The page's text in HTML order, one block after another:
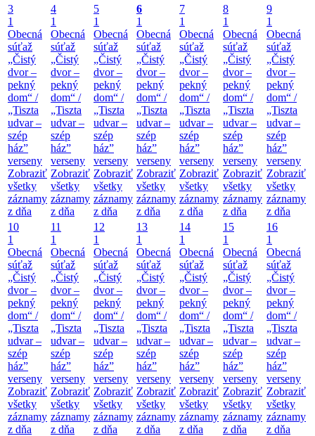
3
1
Obecná
súťaž
„Čistý
dvor –
pekný
dom“ /
„Tiszta
udvar –
szép
ház”
verseny
Zobraziť
všetky
záznamy
z dňa
4
1
Obecná
súťaž
„Čistý
dvor –
pekný
dom“ /
„Tiszta
udvar –
szép
ház”
verseny
Zobraziť
všetky
záznamy
z dňa
5
1
Obecná
súťaž
„Čistý
dvor –
pekný
dom“ /
„Tiszta
udvar –
szép
ház”
verseny
Zobraziť
všetky
záznamy
z dňa
6
1
Obecná
súťaž
„Čistý
dvor –
pekný
dom“ /
„Tiszta
udvar –
szép
ház”
verseny
Zobraziť
všetky
záznamy
z dňa
7
1
Obecná
súťaž
„Čistý
dvor –
pekný
dom“ /
„Tiszta
udvar –
szép
ház”
verseny
Zobraziť
všetky
záznamy
z dňa
8
1
Obecná
súťaž
„Čistý
dvor –
pekný
dom“ /
„Tiszta
udvar –
szép
ház”
verseny
Zobraziť
všetky
záznamy
z dňa
9
1
Obecná
súťaž
„Čistý
dvor –
pekný
dom“ /
„Tiszta
udvar –
szép
ház”
verseny
Zobraziť
všetky
záznamy
z dňa
10
1
Obecná
súťaž
„Čistý
dvor –
pekný
dom“ /
„Tiszta
udvar –
szép
ház”
verseny
Zobraziť
všetky
záznamy
z dňa
11
1
Obecná
súťaž
„Čistý
dvor –
pekný
dom“ /
„Tiszta
udvar –
szép
ház”
verseny
Zobraziť
všetky
záznamy
z dňa
12
1
Obecná
súťaž
„Čistý
dvor –
pekný
dom“ /
„Tiszta
udvar –
szép
ház”
verseny
Zobraziť
všetky
záznamy
z dňa
13
1
Obecná
súťaž
„Čistý
dvor –
pekný
dom“ /
„Tiszta
udvar –
szép
ház”
verseny
Zobraziť
všetky
záznamy
z dňa
14
1
Obecná
súťaž
„Čistý
dvor –
pekný
dom“ /
„Tiszta
udvar –
szép
ház”
verseny
Zobraziť
všetky
záznamy
z dňa
15
1
Obecná
súťaž
„Čistý
dvor –
pekný
dom“ /
„Tiszta
udvar –
szép
ház”
verseny
Zobraziť
všetky
záznamy
z dňa
16
1
Obecná
súťaž
„Čistý
dvor –
pekný
dom“ /
„Tiszta
udvar –
szép
ház”
verseny
Zobraziť
všetky
záznamy
z dňa